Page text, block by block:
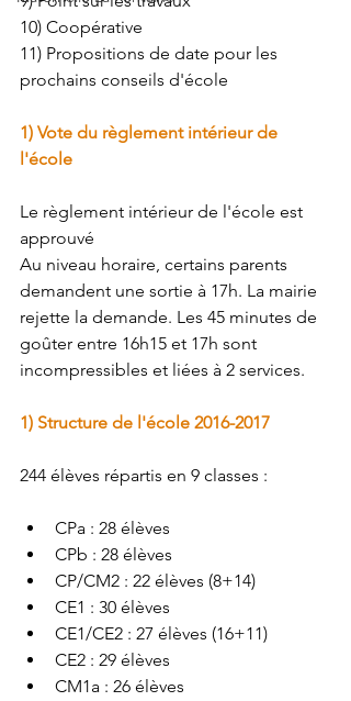
10) Coopérative
11) Propositions de date pour les
prochains conseils d'école
1) Vote du règlement intérieur de
l'école
Le règlement intérieur de l'école est
approuvé
Au niveau horaire, certains parents
demandent une sortie à 17h. La mairie
rejette la demande. Les 45 minutes de
goûter entre 16h15 et 17h sont
incompressibles et liées à 2 services.
1) Structure de l'école 2016-2017
244 élèves répartis en 9 classes :
CPa : 28 élèves
CPb : 28 élèves
CP/CM2 : 22 élèves (8+14)
CE1 : 30 élèves
CE1/CE2 : 27 élèves (16+11)
CE2 : 29 élèves
CM1a : 26 élèves